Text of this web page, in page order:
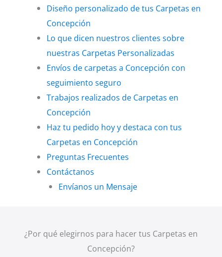
Diseño personalizado de tus Carpetas en
Concepción
Lo que dicen nuestros clientes sobre
nuestras Carpetas Personalizadas
Envíos de carpetas a Concepción con
seguimiento seguro
Trabajos realizados de Carpetas en
Concepción
Haz tu pedido hoy y destaca con tus
Carpetas en Concepción
Preguntas Frecuentes
Contáctanos
Envíanos un Mensaje
¿Por qué elegirnos para hacer tus Carpetas en
Concepción?